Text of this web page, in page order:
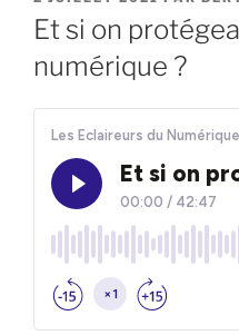
LE
Et si on
numérique ?